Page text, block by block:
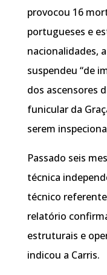
provocou 16
portugueses e
nacionalidades,
suspendeu “de
dos ascensores
funicular da
serem
Passado seis
técnica
técnico
relatório
estruturais e
indicou a Carris.